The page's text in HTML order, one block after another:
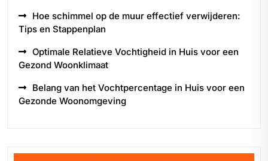
Hoe schimmel op de muur effectief verwijderen:
Tips en Stappenplan
Optimale Relatieve Vochtigheid in Huis voor een
Gezond Woonklimaat
Belang van het Vochtpercentage in Huis voor een
Gezonde Woonomgeving